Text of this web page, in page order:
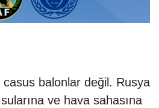
casus balonlar değil. Rusya
ve hava sahasına